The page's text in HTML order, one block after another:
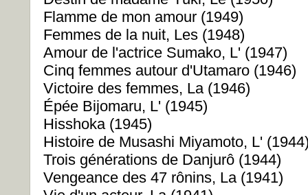
Flamme de mon amour (1949)
Femmes de la nuit, Les (1948)
Amour de l'actrice Sumako, L' (1947)
Cinq femmes autour d'Utamaro (1946)
Victoire des femmes, La (1946)
Épée Bijomaru, L' (1945)
Hisshoka (1945)
Histoire de Musashi Miyamoto, L'
Trois générations de Danjurô (1944)
Vengeance des 47 rônins, La (1941)